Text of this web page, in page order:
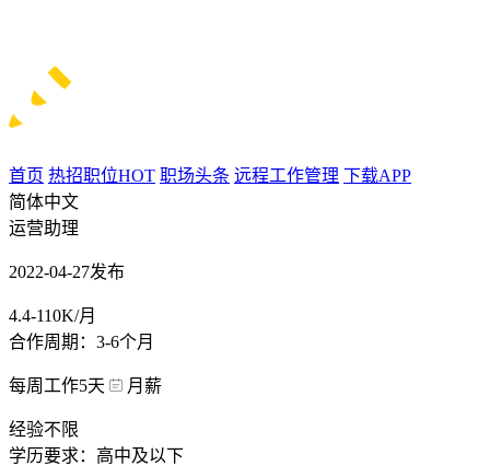
首页 热招职位HOT 职场头条 远程工作管理 下载APP
简体中文
运营助理
2022-04-27发布
4.4-110K/月
合作周期：3-6个月
每周工作5天 月薪
经验不限
学历要求：高中及以下